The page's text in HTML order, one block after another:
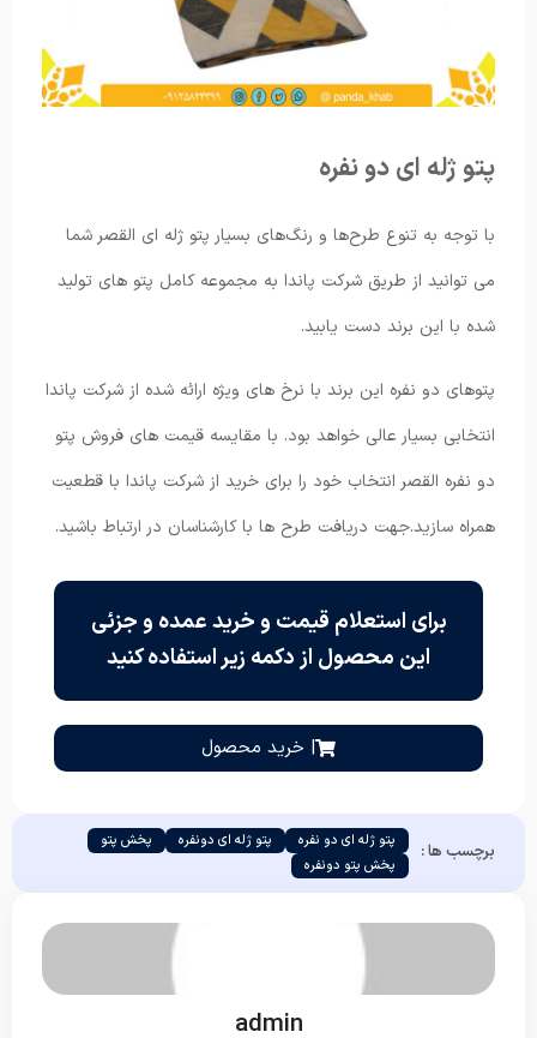
پتو ژله ای دو نفره
با توجه به تنوع طرح‌ها و رنگ‌های بسیار پتو ژله ای القصر شما
می توانید از طریق شرکت پاندا به مجموعه کامل پتو های تولید
شده با این برند دست یابید.
پتوهای دو نفره این برند با نرخ های ویژه ارائه شده از شرکت پاندا
انتخابی بسیار عالی خواهد بود. با مقایسه قیمت های فروش پتو
دو نفره القصر انتخاب خود را برای خرید از شرکت پاندا با قطعیت
همراه سازید.جهت دریافت طرح ها با کارشناسان در ارتباط باشید.
برای استعلام قیمت و خرید عمده و جزئی
این محصول از دکمه زیر استفاده کنید
| خرید محصول
برچسب ها : پتو ژله ای دو نفره پتو ژله ای دونفره
پخش پتو
پخش پتو دونفره
admin